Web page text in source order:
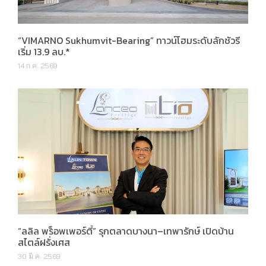
“VIMARNO Sukhumvit-Bearing” ทาวน์โฮมระดับลักชัวรี
เริ่ม 13.9 ลบ.*
14 ก.ค. 2569
“ลลิล พร็อพเพอร์ตี้” รุกตลาดบางนา–เทพารักษ์ เปิดบ้าน
สไตล์ฝรั่งเศส
30 มี.ค. 2569